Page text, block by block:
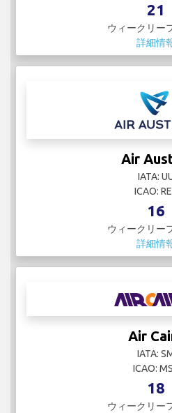
21
ウィークリー
詳細情
Air
IATA:
ICAO:
16
ウィークリー
詳細情
Air
IATA:
ICAO:
18
ウィークリー